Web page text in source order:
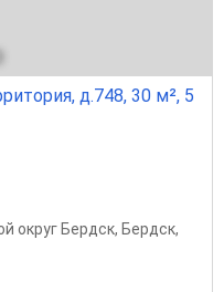
д.748, 30 м², 5
округ Бердск, Бердск,